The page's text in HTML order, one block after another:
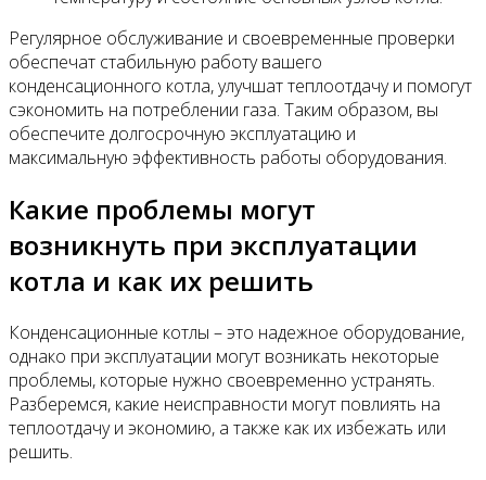
Регулярное обслуживание и своевременные проверки
обеспечат стабильную работу вашего
конденсационного котла, улучшат теплоотдачу и помогут
сэкономить на потреблении газа. Таким образом, вы
обеспечите долгосрочную эксплуатацию и
максимальную эффективность работы оборудования.
Какие проблемы могут
возникнуть при эксплуатации
котла и как их решить
Конденсационные котлы – это надежное оборудование,
однако при эксплуатации могут возникать некоторые
проблемы, которые нужно своевременно устранять.
Разберемся, какие неисправности могут повлиять на
теплоотдачу и экономию, а также как их избежать или
решить.